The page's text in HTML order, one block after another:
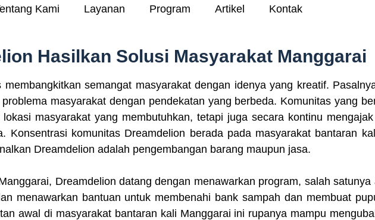
Kami Layanan Program Artikel Kontak
Hasilkan Solusi Masyarakat Manggarai
semangat masyarakat dengan idenya yang kreatif.
masyarakat dengan pendekatan yang berbeda. Komunitas yang
masyarakat yang membutuhkan, tetapi juga secara kontinu
Konsentrasi komunitas Dreamdelion berada pada masyarakat bantaran
Dreamdelion adalah pengembangan barang maupun jasa.
Dreamdelion datang dengan menawarkan program, salah satunya
menawarkan bantuan untuk membenahi bank sampah dan membuat
awal di masyarakat bantaran kali Manggarai ini rupanya mampu